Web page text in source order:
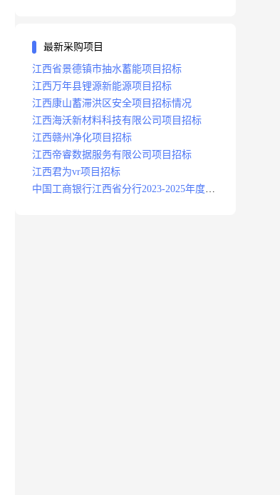
最新采购项目
江西省景德镇市抽水蓄能项目招标
江西万年县锂源新能源项目招标
江西康山蓄滞洪区安全项目招标情况
江西海沃新材料科技有限公司项目招标
江西赣州净化项目招标
江西帝睿数据服务有限公司项目招标
江西君为vr项目招标
中国工商银行江西省分行2023-2025年度补